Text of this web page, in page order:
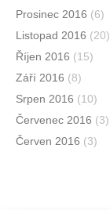
Prosinec 2016 (6)
Listopad 2016 (20)
Říjen 2016 (15)
Září 2016 (8)
Srpen 2016 (10)
Červenec 2016 (3)
Červen 2016 (3)